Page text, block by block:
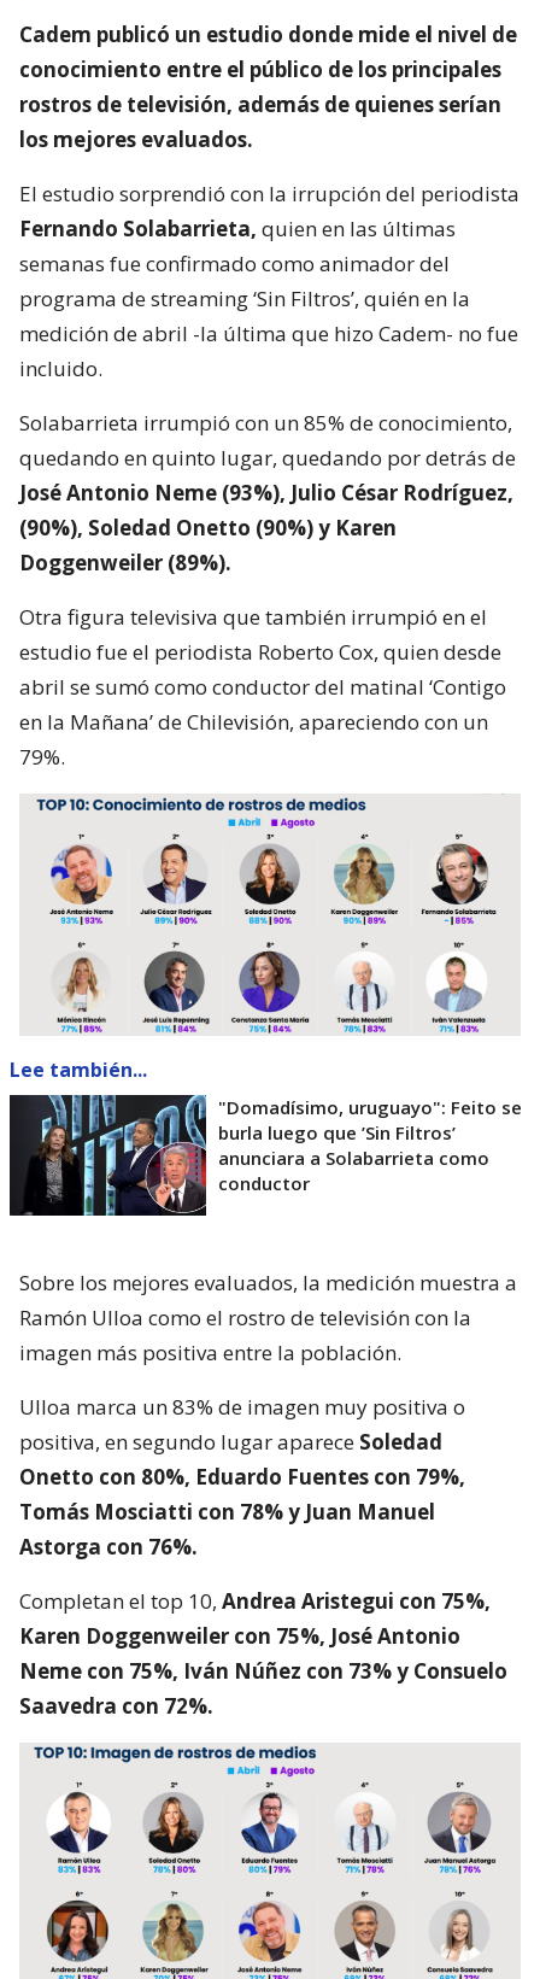
Cadem publicó un estudio donde mide el nivel de
conocimiento entre el público de los principales
rostros de televisión, además de quienes serían
los mejores evaluados.
El estudio sorprendió con la irrupción del periodista
Fernando Solabarrieta, quien en las últimas
semanas fue confirmado como animador del
programa de streaming ‘Sin Filtros’, quién en la
medición de abril -la última que hizo Cadem- no fue
incluido.
Solabarrieta irrumpió con un 85% de conocimiento,
quedando en quinto lugar, quedando por detrás de
José Antonio Neme (93%), Julio César Rodríguez,
(90%), Soledad Onetto (90%) y Karen
Doggenweiler (89%).
Otra figura televisiva que también irrumpió en el
estudio fue el periodista Roberto Cox, quien desde
abril se sumó como conductor del matinal ‘Contigo
en la Mañana’ de Chilevisión, apareciendo con un
79%.
Lee también...
"Domadísimo, uruguayo": Feito se
burla luego que ’Sin Filtros’
anunciara a Solabarrieta como
conductor
Sobre los mejores evaluados, la medición muestra a
Ramón Ulloa como el rostro de televisión con la
imagen más positiva entre la población.
Ulloa marca un 83% de imagen muy positiva o
positiva, en segundo lugar aparece Soledad
Onetto con 80%, Eduardo Fuentes con 79%,
Tomás Mosciatti con 78% y Juan Manuel
Astorga con 76%.
Completan el top 10, Andrea Aristegui con 75%,
Karen Doggenweiler con 75%, José Antonio
Neme con 75%, Iván Núñez con 73% y Consuelo
Saavedra con 72%.